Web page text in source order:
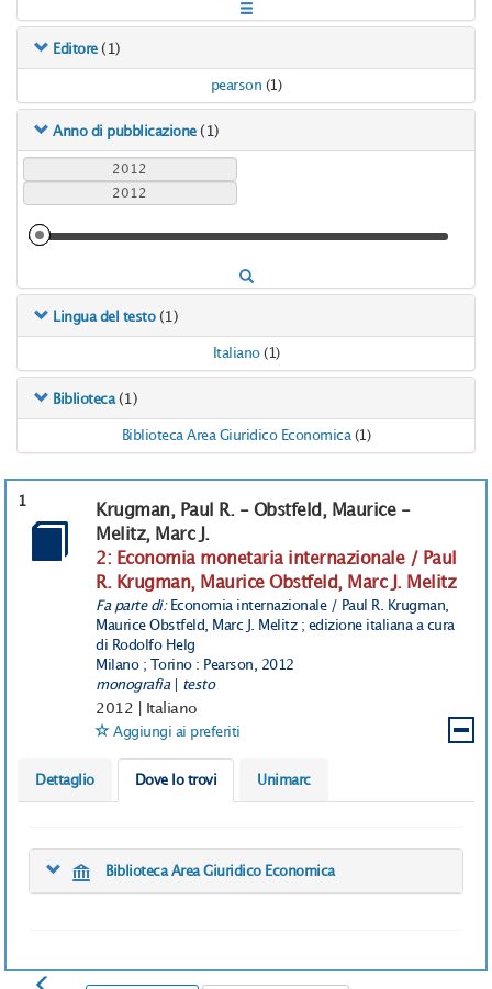
Editore (1)
pearson (1)
Anno di pubblicazione (1)
Lingua del testo (1)
Italiano (1)
Biblioteca (1)
Biblioteca Area Giuridico Economica (1)
1
Krugman, Paul R. - Obstfeld, Maurice-
Melitz, Marc J.
2: Economia monetaria internazionale / Paul
R. Krugman, Maurice Obstfeld, Marc J. Melitz
Fa parte di: Economia internazionale / Paul R. Krugman,
Maurice Obstfeld, Marc J. Melitz ; edizione italiana a cura
di Rodolfo Helg
Milano ; Torino : Pearson, 2012
monografia| testo
2012 Italiano
Aggiungi ai preferiti
Dettaglio Dove lo trovi Unimarc
Biblioteca Area Giuridico Economica